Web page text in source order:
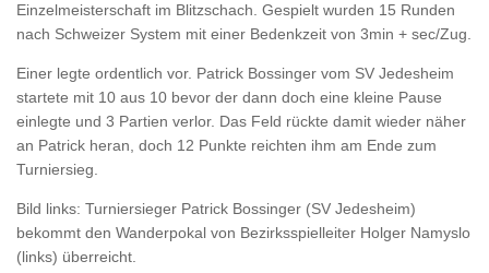
Einzelmeisterschaft im Blitzschach. Gespielt wurden 15 Runden
nach Schweizer System mit einer Bedenkzeit von 3min + sec/Zug.
Einer legte ordentlich vor. Patrick Bossinger vom SV Jedesheim
startete mit 10 aus 10 bevor der dann doch eine kleine Pause
einlegte und 3 Partien verlor. Das Feld rückte damit wieder näher
an Patrick heran, doch 12 Punkte reichten ihm am Ende zum
Turniersieg.
Bild links: Turniersieger Patrick Bossinger (SV Jedesheim)
bekommt den Wanderpokal von Bezirksspielleiter Holger Namyslo
(links) überreicht.